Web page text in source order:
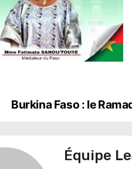
Burkina Faso : le
Équipe